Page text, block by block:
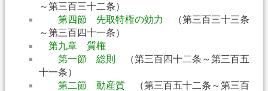
～第三百三十二条）
第四節 先取特権の効力
（第三百三十三条
～第三百四十一条）
第九章 質権
第一節 総則
（第三百四十二条～第三百五
十一条）
第二節 動産質 （第三百五十二条～第三百